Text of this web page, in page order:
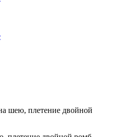
шею, плетение двойной